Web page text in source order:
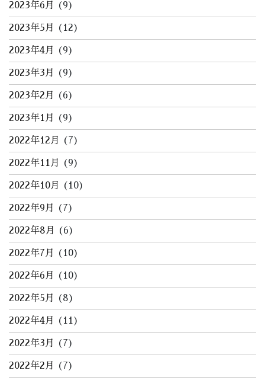
2023年6月 (9)
2023年5月 (12)
2023年4月 (9)
2023年3月 (9)
2023年2月 (6)
2023年1月 (9)
2022年12月 (7)
2022年11月 (9)
2022年10月 (10)
2022年9月 (7)
2022年8月 (6)
2022年7月 (10)
2022年6月 (10)
2022年5月 (8)
2022年4月 (11)
2022年3月 (7)
2022年2月 (7)